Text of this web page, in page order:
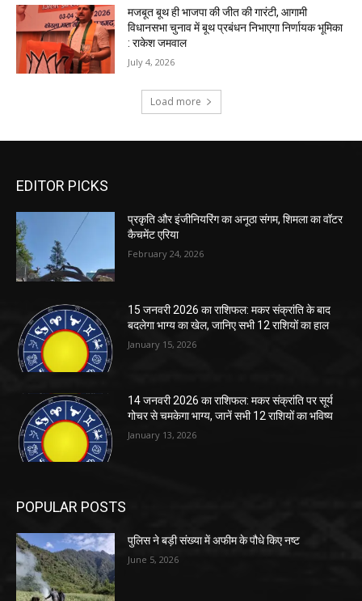
EDITOR PICKS
प्रकृति और इंजीनियरिंग का अनूठा संगम, शिमला का वॉटर
कैचमेंट एरिया
February 24, 2026
15 जनवरी 2026 का राशिफल: मकर संक्रांति के बाद
बदलेगा भाग्य का खेल, जानिए सभी 12 राशियों का हाल
January 15, 2026
14 जनवरी 2026 का राशिफल: मकर संक्रांति पर सूर्य
गोचर से चमकेगा भाग्य, जानें सभी 12 राशियों का भविष्य
January 13, 2026
POPULAR POSTS
पुलिस ने बड़ी संख्या में अफीम के पौधे किए नष्ट
June 5, 2026